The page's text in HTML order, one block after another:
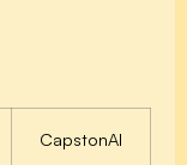
CapstonAI